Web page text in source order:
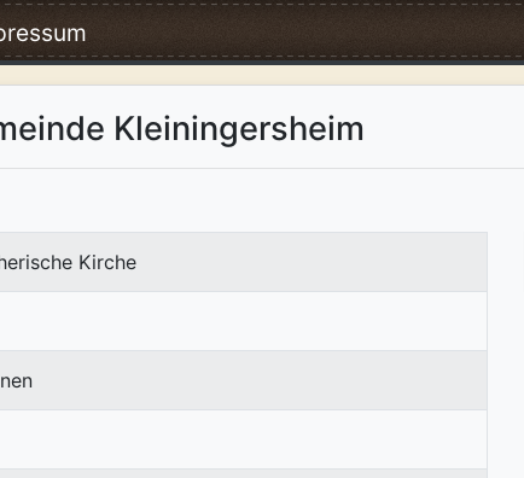
Kleiningersheim
Kirche